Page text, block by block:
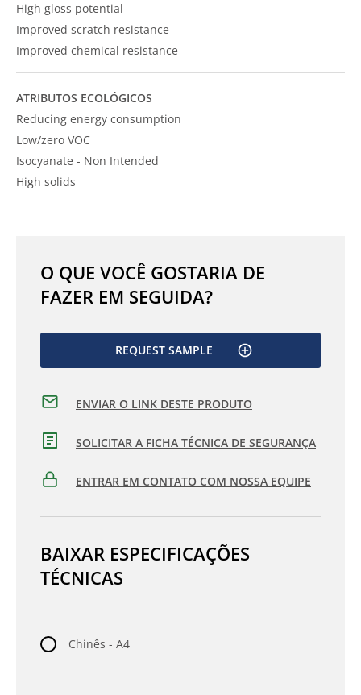
High gloss potential
Improved scratch resistance
Improved chemical resistance
ATRIBUTOS ECOLÓGICOS
Reducing energy consumption
Low/zero VOC
Isocyanate - Non Intended
High solids
O QUE VOCÊ GOSTARIA DE
FAZER EM SEGUIDA?
REQUEST SAMPLE
ENVIAR O LINK DESTE PRODUTO
SOLICITAR A FICHA TÉCNICA DE SEGURANÇA
ENTRAR EM CONTATO COM NOSSA EQUIPE
BAIXAR ESPECIFICAÇÕES
TÉCNICAS
Chinês - A4